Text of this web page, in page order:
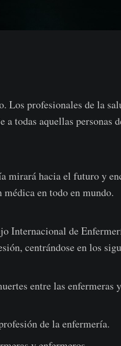
Los profesionales de la
todas aquellas personas
mirará hacia el futuro y
en todo en mundo.
Internacional de
centrándose en los
entre las enfermeras
de la enfermería.